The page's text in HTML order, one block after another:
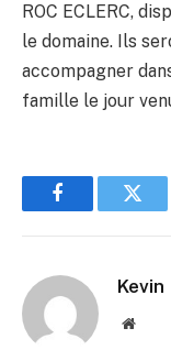
ROC ECLERC,
le domaine. Ils
accompagner
famille le jour
Facebook
Kevin